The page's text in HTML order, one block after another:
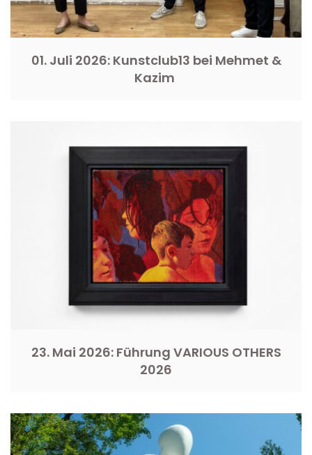
01. Juli 2026: Kunstclub13 bei Mehmet &
Kazim
23. Mai 2026: Führung VARIOUS OTHERS
2026